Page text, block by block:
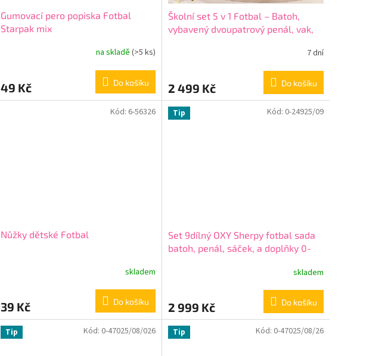
Gumovací pero popiska Fotbal
Starpak mix
na skladě (>5 ks)
49 Kč Do košíku
Školní set 5 v 1 Fotbal – Batoh,
vybavený dvoupatrový penál, vak,
7 dní
2 499 Kč Do košíku
Nůžky dětské Fotbal
skladem
39 Kč Do košíku
Kód: 6-56326 Tip
Set 9dílný OXY Sherpy fotbal sada
batoh, penál, sáček, a doplňky 0-
skladem
2 999 Kč Do košíku
Kód: 0-24925/09
Tip Kód: 0-47025/08/026 Tip Kód: 0-47025/08/26